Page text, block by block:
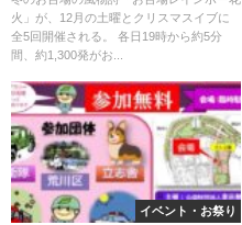
火」が、12月の土曜とクリスマスイブに
全5回開催される。 各日19時から約5分
間、約1,300発がお...
イベント・お祭り